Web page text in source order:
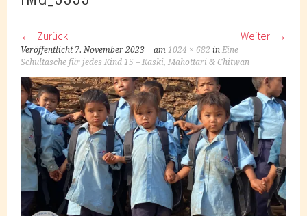
Zurück Weiter
Veröffentlicht 7. November 2023 am1024 × 682 inEine
Schultasche für jedes Kind 15 – Kaski, Mahottari & Chitwan